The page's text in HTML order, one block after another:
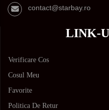
contact@starbay.ro
LINK-
Verificare Cos
Cosul Meu
Favorite
Politica De Retur